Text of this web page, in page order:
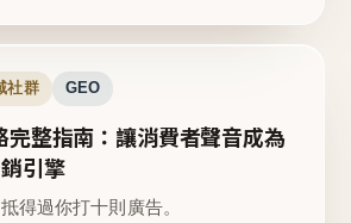
社群 GEO
完整指南：讓消費者聲音成為
引擎
得過你打十則廣告。